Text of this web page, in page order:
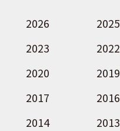
2026 2025
2023
2022
2020
2019
2017
2016
2014
2013